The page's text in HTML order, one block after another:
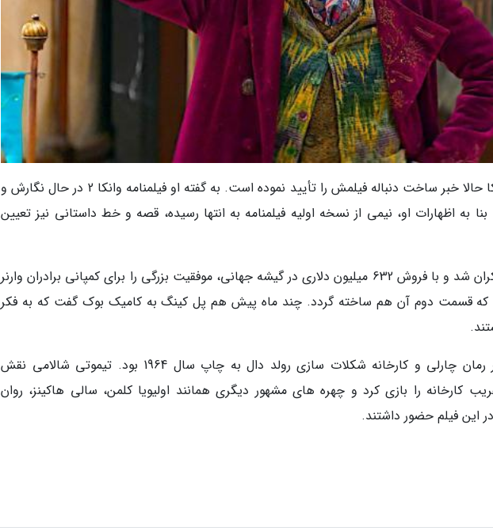
پل کینگ، کارگردان فیلم وانکا حالا خبر ساخت دنباله فیلمش را تأیید نموده است. به گفته او فیلمنامه وانکا 2 در حال نگارش و
به اظهارات او، نیمی از نسخه اولیه فیلمنامه به انتها رسیده، قصه و خط داستانی نیز تعیین
فیلم وانکا در دسامبر 2023 اکران شد و با فروش 632 میلیون دلاری در گیشه جهانی، موفقیت بزرگی را برای کمپانی برادران وارنر
که قسمت دوم آن هم ساخته گردد. چند ماه پیش هم پل کینگ به کامیک بوک گفت که به فکر
فیلم کینگ پیش درآمدی بر رمان چارلی و کارخانه شکلات سازی رولد دال به چاپ سال 1964 بود. تیموتی شالامی نقش
کارخانه را بازی کرد و چهره های مشهور دیگری همانند اولیویا کلمن، سالی هاکینز، روان
این فیلم حضور داشتند.